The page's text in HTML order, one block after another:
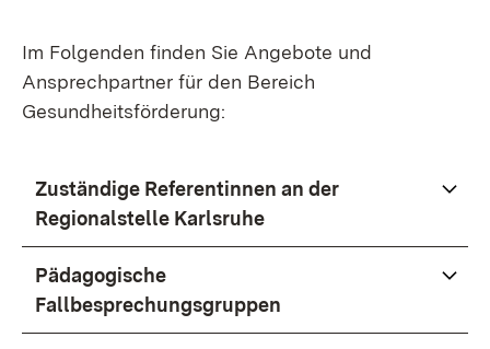
Im Folgenden finden Sie Angebote und
Ansprechpartner für den Bereich
Gesundheitsförderung:
Zuständige Referentinnen an der
Regionalstelle Karlsruhe
Pädagogische
Fallbesprechungsgruppen